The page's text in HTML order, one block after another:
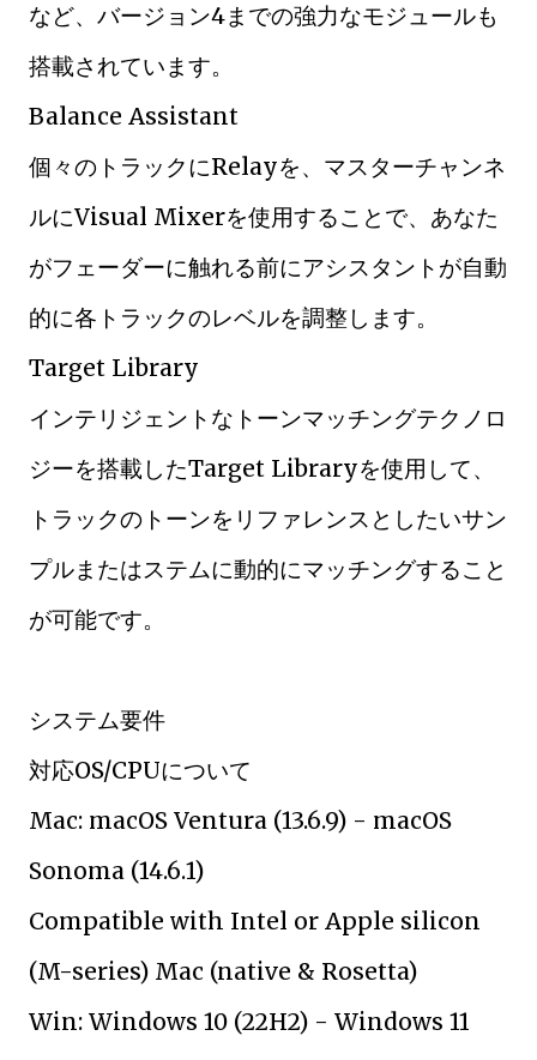
など、バージョン4までの強力なモジュールも
搭載されています。
Balance Assistant
個々のトラックにRelayを、マスターチャンネ
ルにVisual Mixerを使用することで、あなた
がフェーダーに触れる前にアシスタントが自動
的に各トラックのレベルを調整します。
Target Library
インテリジェントなトーンマッチングテクノロ
ジーを搭載したTarget Libraryを使用して、
トラックのトーンをリファレンスとしたいサン
プルまたはステムに動的にマッチングすること
が可能です。
システム要件
対応OS/CPUについて
Mac: macOS Ventura (13.6.9) - macOS
Sonoma (14.6.1)
Compatible with Intel or Apple silicon
(M-series) Mac (native & Rosetta)
Win: Windows 10 (22H2) - Windows 11